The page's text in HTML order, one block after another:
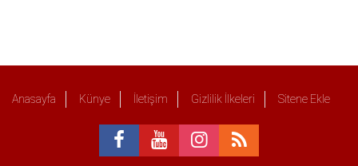
Anasayfa Künye İletişim Gizlilik İlkeleri Sitene Ekle